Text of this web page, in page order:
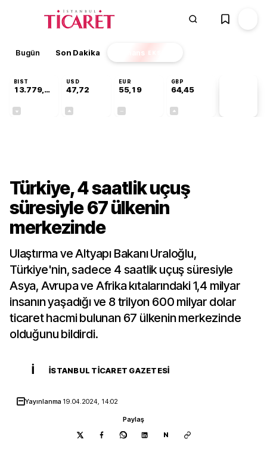
Bugün Son Dakika Finans EKSTRA
BIST
13.779,39
USD
47,72
EUR
55,19
GBP
64,45
Türkiye, 4 saatlik uçuş
süresiyle 67 ülkenin
merkezinde
Ulaştırma ve Altyapı Bakanı Uraloğlu,
Türkiye'nin, sadece 4 saatlik uçuş süresiyle
Asya, Avrupa ve Afrika kıtalarındaki 1,4 milyar
insanın yaşadığı ve 8 trilyon 600 milyar dolar
ticaret hacmi bulunan 67 ülkenin merkezinde
olduğunu bildirdi.
İ İSTANBUL TICARET GAZETESI
Yayınlanma 19.04.2024, 14:02
Paylaş
N